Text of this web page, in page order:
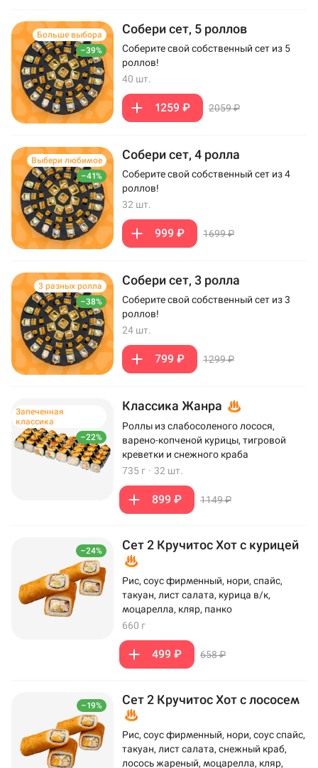
–39%
Больше выбора Собери сет, 5 роллов
Соберите свой собственный сет из 5
роллов!
40 шт.
1259 ₽ 2059 ₽
–41%
Выбери любимое Собери сет, 4 ролла
Соберите свой собственный сет из 4
роллов!
32 шт.
999 ₽ 1699 ₽
–38%
3 разных ролла Собери сет, 3 ролла
Соберите свой собственный сет из 3
роллов!
24 шт.
799 ₽ 1299 ₽
–22%
Запеченная
классика
Классика Жанра
Роллы из слабосоленого лосося,
варено-копченой курицы, тигровой
креветки и снежного краба
735 г · 32 шт.
899 ₽ 1149 ₽
–24% Сет 2 Кручитос Хот с курицей
Рис, соус фирменный, нори, спайс,
такуан, лист салата, курица в/к,
моцарелла, кляр, панко
660 г
499 ₽ 658 ₽
–19% Сет 2 Кручитос Хот с лососем
Рис, соус фирменный, нори, соус спайс,
такуан, лист салата, снежный краб,
лосось жареный, моцарелла, кляр,